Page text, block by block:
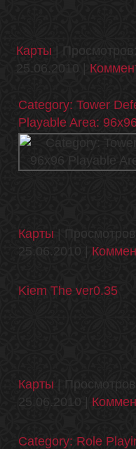
Карты |
25.06.2010
|
Category: Tower
Playable Area:
Карты |
25.06.2010
Kiem The ver0.35
Карты |
25.06.2010
Category: Role